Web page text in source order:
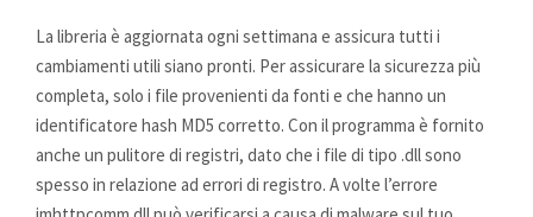
La libreria è aggiornata ogni settimana e assicura tutti i
cambiamenti utili siano pronti. Per assicurare la sicurezza più
completa, solo i file provenienti da fonti e che hanno un
identificatore hash MD5 corretto. Con il programma è fornito
anche un pulitore di registri, dato che i file di tipo .dll sono
spesso in relazione ad errori di registro. A volte l’errore